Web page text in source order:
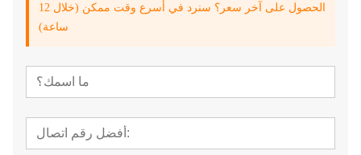
الحصول على آخر سعر؟ سنرد في أسرع وقت ممكن (خلال 12
ساعة)